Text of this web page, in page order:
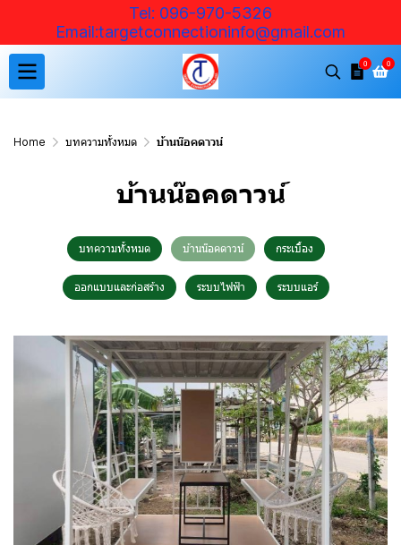
Tel: 096-970-5326
Email:targetconnectioninfo@ gmail.com
0 0
Home บทความทั้งหมด บ้านน๊อคดาวน์
บ้านน๊อคดาวน์
บทความทั้งหมด บ้านน๊อคดาวน์ กระเบื้อง
ออกแบบและก่อสร้าง ระบบไฟฟ้า ระบบแอร์